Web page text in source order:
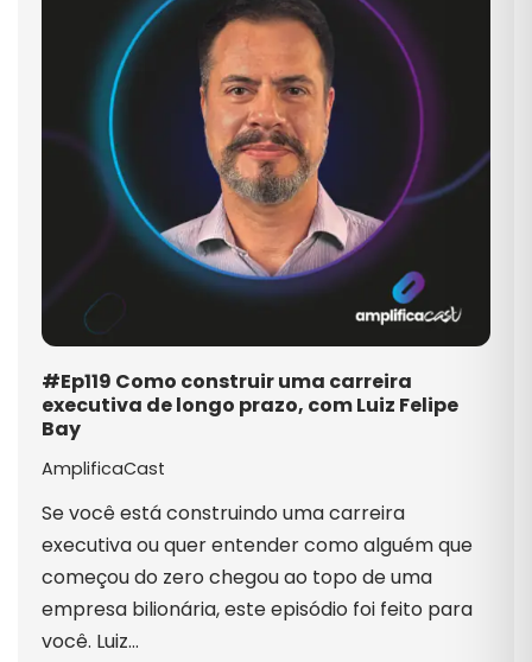
#Ep119 Como construir uma carreira
executiva de longo prazo, com Luiz Felipe
Bay
AmplificaCast
Se você está construindo uma carreira
executiva ou quer entender como alguém que
começou do zero chegou ao topo de uma
empresa bilionária, este episódio foi feito para
você. Luiz…